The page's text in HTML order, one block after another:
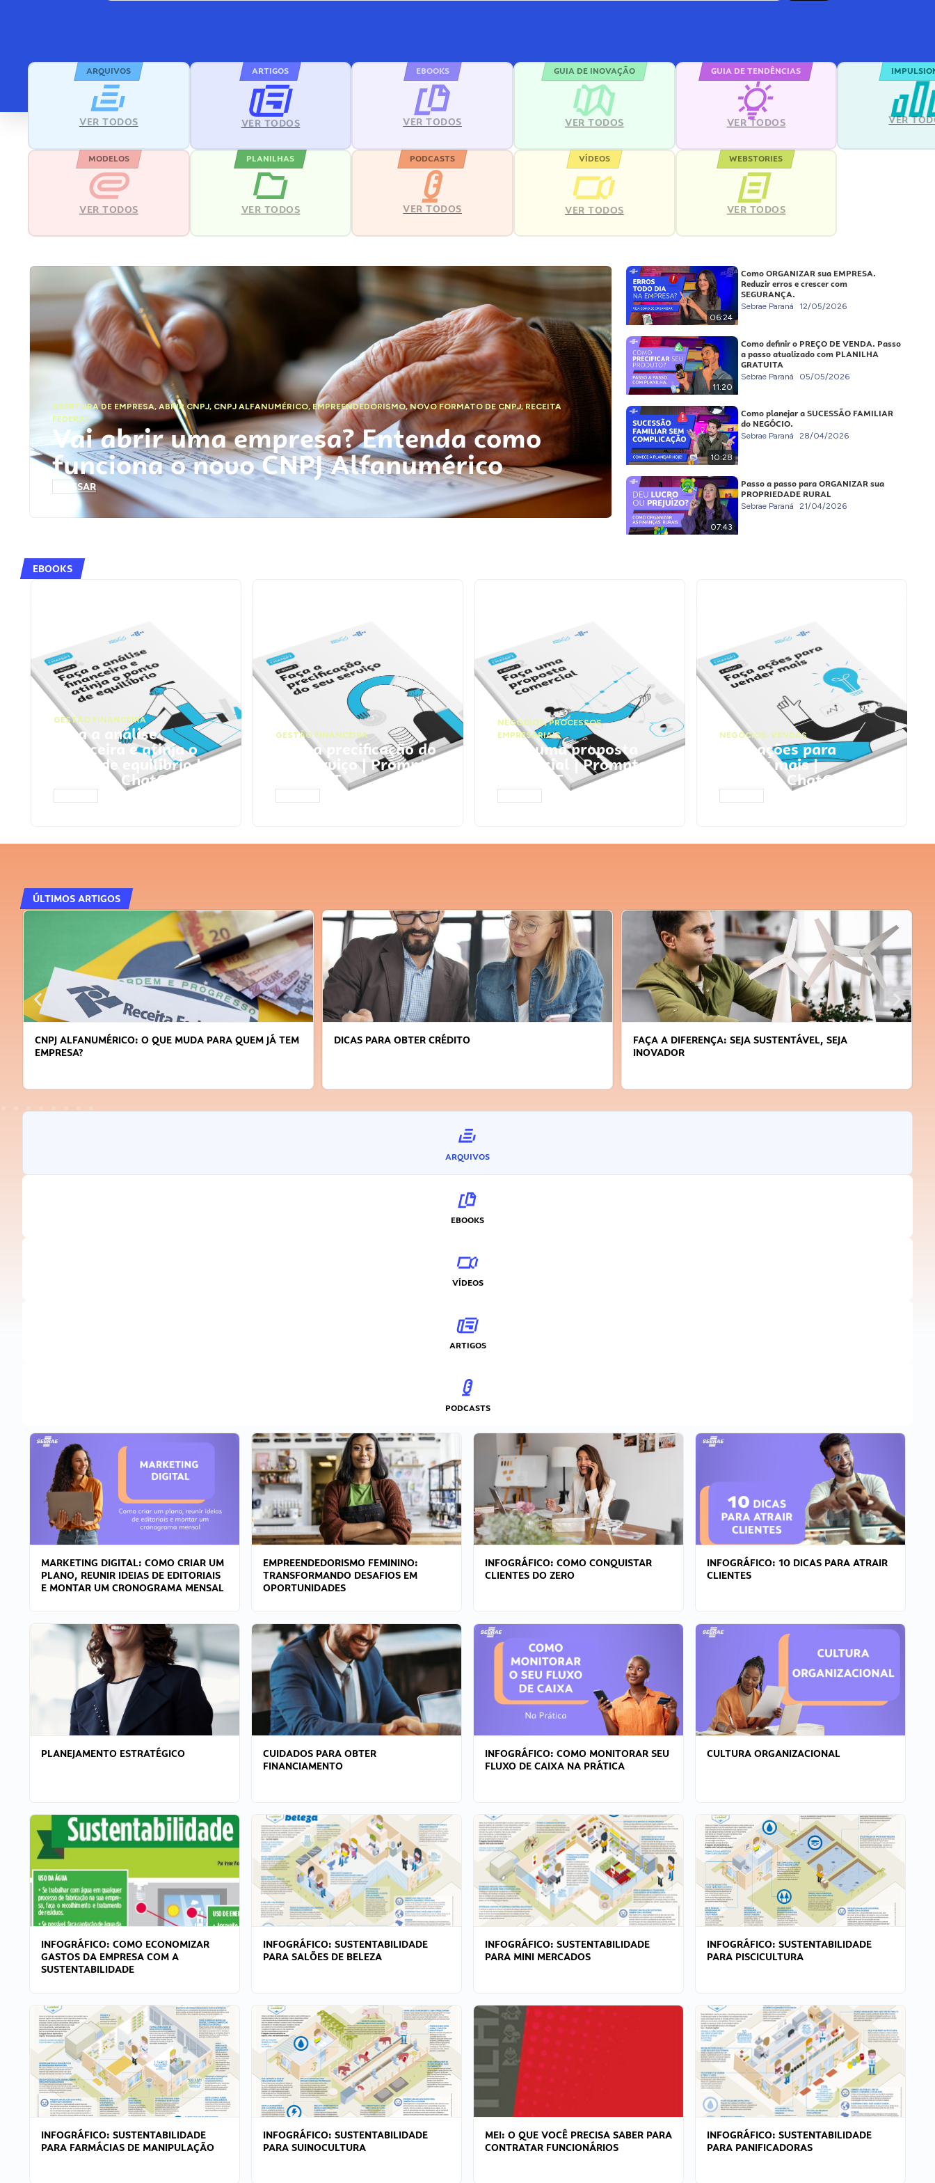
ARQUIVOS
VER TODOS
ARTIGOS
VER TODOS
EBOOKS
VER TODOS
GUIA DE INOVAÇÃO
VER TODOS
GUIA DE TENDÊNCIAS
VER TODOS VER
MODELOS
VER TODOS
PLANILHAS
VER TODOS
PODCASTS
VER TODOS
VÍDEOS
VER TODOS
WEBSTORIES
VER TODOS
ABERTURA DE EMPRESA,ABRIR CNPJ, CNPJ ALFANUMÉRICO, EMPREENDEDORISMO,NOVO FORMATO DE CNPJ,RECEITA
FEDERAL
Vai abrir uma empresa? Entenda como
funciona o novo CNPJ Alfanumérico
ACESSAR
06:24
Como ORGANIZAR sua EMPRESA.
Reduzir erros e crescer com
SEGURANÇA.
Sebrae Paraná 12/05/2026
11:20
Como definir o PREÇO DE VENDA. Passo
a passo atualizado com PLANILHA
GRATUITA
Sebrae Paraná 05/05/2026
10:28
Como planejar a SUCESSÃO FAMILIAR
do NEGÓCIO.
Sebrae Paraná 28/04/2026
07:43
Passo a passo para ORGANIZAR sua
PROPRIEDADE RURAL
Sebrae Paraná 21/04/2026
EBOOKS
GESTÃO FINANCEIRA
Faça a análise
financeira e atinja o
ponto de equilíbrio |
Prompts ChatGPT
GESTÃO FINANCEIRA
Faça a precificação do
seu serviço | Prompts
ChatGPT
NEGÓCIOS,PROCESSOS
EMPRESARIAIS
Faça uma proposta
comercial | Prompts
ChatGPT
NEGÓCIOS, VENDAS
Faça ações para
vender mais |
Prompts ChatGPT
ÚLTIMOS ARTIGOS
DICAS PARA OBTER CRÉDITO
FAÇA A DIFERENÇA: SEJA SUSTENTÁVEL, SEJA
APRENDA A GERENCIAR O SEU TEMPO
ARQUIVOS
EBOOKS
VÍDEOS
ARTIGOS
PODCASTS
MARKETING DIGITAL: COMO CRIAR UM
PLANO, REUNIR IDEIAS DE EDITORIAIS
E MONTAR UM CRONOGRAMA MENSAL
EMPREENDEDORISMO FEMININO:
TRANSFORMANDO DESAFIOS EM
OPORTUNIDADES
INFOGRÁFICO: COMO CONQUISTAR
CLIENTES DO ZERO
INFOGRÁFICO: 10 DICAS PARA ATRAIR
CLIENTES
PLANEJAMENTO ESTRATÉGICO
CUIDADOS PARA OBTER
FINANCIAMENTO
INFOGRÁFICO: COMO MONITORAR SEU
FLUXO DE CAIXA NA PRÁTICA
CULTURA ORGANIZACIONAL
INFOGRÁFICO: COMO ECONOMIZAR
GASTOS DA EMPRESA COM A
SUSTENTABILIDADE
INFOGRÁFICO: SUSTENTABILIDADE
PARA SALÕES DE BELEZA
INFOGRÁFICO: SUSTENTABILIDADE
PARA MINI MERCADOS
INFOGRÁFICO: SUSTENTABILIDADE
PARA PISCICULTURA
INFOGRÁFICO: SUSTENTABILIDADE
PARA FARMÁCIAS DE MANIPULAÇÃO
INFOGRÁFICO: SUSTENTABILIDADE
PARA SUINOCULTURA
MEI: O QUE VOCÊ PRECISA SABER PARA
CONTRATAR FUNCIONÁRIOS
INFOGRÁFICO: SUSTENTABILIDADE
PARA PANIFICADORAS